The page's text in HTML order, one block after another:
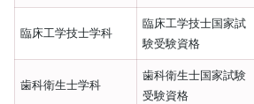
臨床工学技士学科
臨床工学技士国家試
験受験資格
歯科衛生士学科
歯科衛生士国家試験
受験資格